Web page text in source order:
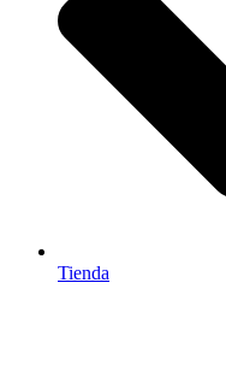
Tienda